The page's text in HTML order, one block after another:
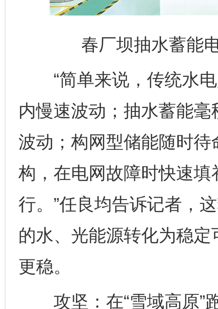
春厂坝抽水蓄能
“简单来说，传统水电
内慢速波动；抽水蓄能
波动；构网型储能随时待
构，在电网故障时快速
行。”任良均告诉记者，
的水、光能源转化为稳
更稳。
攻坚：在“雪域高原”跑